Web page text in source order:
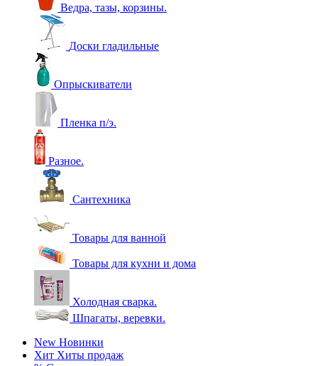
Ведра, тазы, корзины.
Доски гладильные
Опрыскиватели
Пленка п/э.
Разное.
Сантехника
Товары для ванной
Товары для кухни и дома
Холодная сварка.
Шпагаты, веревки.
New Новинки
Хит Хиты продаж